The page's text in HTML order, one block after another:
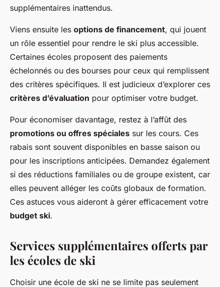
supplémentaires inattendus.
Viens ensuite les options de financement, qui jouent
un rôle essentiel pour rendre le ski plus accessible.
Certaines écoles proposent des paiements
échelonnés ou des bourses pour ceux qui remplissent
des critères spécifiques. Il est judicieux d’explorer ces
critères d’évaluation pour optimiser votre budget.
Pour économiser davantage, restez à l’affût des
promotions ou offres spéciales sur les cours. Ces
rabais sont souvent disponibles en basse saison ou
pour les inscriptions anticipées. Demandez également
si des réductions familiales ou de groupe existent, car
elles peuvent alléger les coûts globaux de formation.
Ces astuces vous aideront à gérer efficacement votre
budget ski.
Services supplémentaires offerts par
les écoles de ski
Choisir une école de ski ne se limite pas seulement